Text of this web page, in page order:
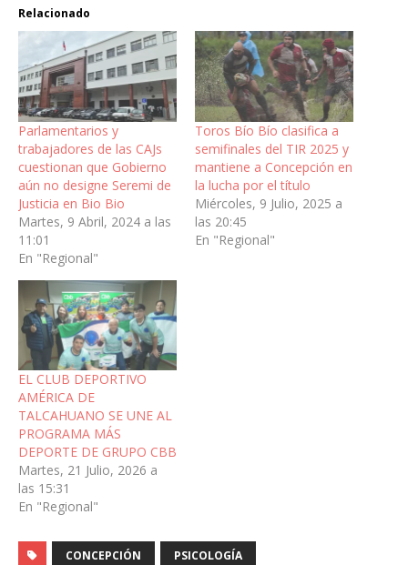
Relacionado
Parlamentarios y
trabajadores de las CAJs
cuestionan que Gobierno
aún no designe Seremi de
Justicia en Bio Bio
Martes, 9 Abril, 2024 a las
11:01
En "Regional"
Toros Bío Bío clasifica a
semifinales del TIR 2025 y
mantiene a Concepción en
la lucha por el título
Miércoles, 9 Julio, 2025 a
las 20:45
En "Regional"
EL CLUB DEPORTIVO
AMÉRICA DE
TALCAHUANO SE UNE AL
PROGRAMA MÁS
DEPORTE DE GRUPO CBB
Martes, 21 Julio, 2026 a
las 15:31
En "Regional"
CONCEPCIÓN PSICOLOGÍA